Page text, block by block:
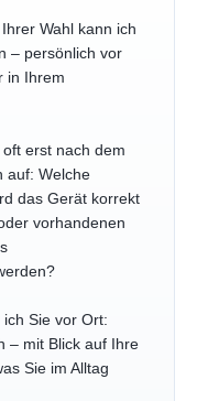
Wahl kann ich
– persönlich vor
in Ihrem
erst nach dem
auf: Welche
das Gerät korrekt
vorhandenen
Sie vor Ort:
– mit Blick auf Ihre
Sie im Alltag